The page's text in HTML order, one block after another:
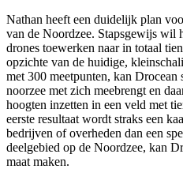
Nathan heeft een duidelijk plan
van de Noordzee. Stapsgewijs wil
drones toewerken naar in totaal
opzichte van de huidige,
met 300 meetpunten, kan Drocean
noorzee met zich meebrengt en
hoogten inzetten in een veld met
eerste resultaat wordt straks een
bedrijven of overheden dan een
deelgebied op de Noordzee, kan
maat maken.